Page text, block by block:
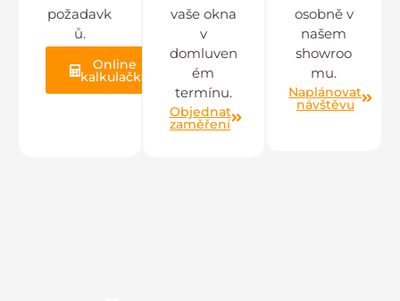
požadavk
ů.
Online
kalkulačka
vaše okna
v
domluven
ém
termínu.
Objednat
zaměření
osobně v
našem
showroo
mu.
Naplánovat
návštěvu